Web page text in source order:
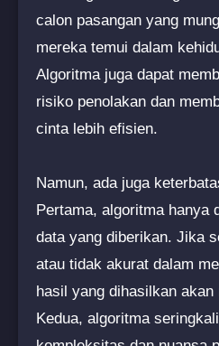
calon pasangan yang
mereka temui dalam
Algoritma juga dapat
risiko penolakan dan
cinta lebih efisien.
Namun, ada juga
Pertama, algoritma hanya
data yang diberikan. Jika
atau tidak akurat dalam
hasil yang dihasilkan
Kedua, algoritma